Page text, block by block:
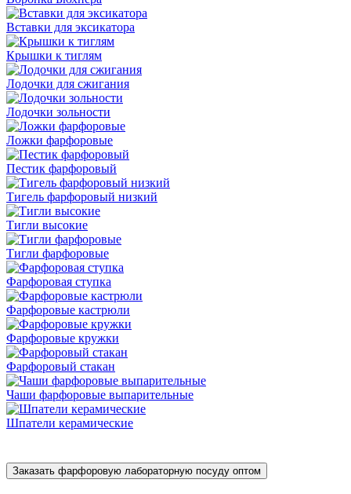
Вставки для эксикатора
Крышки к тиглям
Лодочки для сжигания
Лодочки зольности
Ложки фарфоровые
Пестик фарфоровый
Тигель фарфоровый низкий
Тигли высокие
Тигли фарфоровые
Фарфоровая ступка
Фарфоровые кастрюли
Фарфоровые кружки
Фарфоровый стакан
Чаши фарфоровые выпарительные
Шпатели керамические
Заказать фарфоровую лабораторную посуду оптом